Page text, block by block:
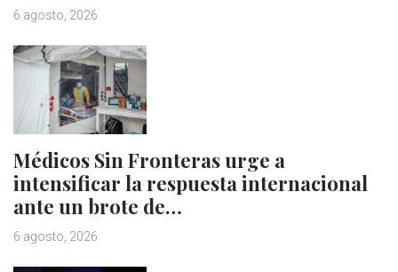
6 agosto, 2026
Médicos Sin Fronteras urge a
intensificar la respuesta internacional
ante un brote de…
6 agosto, 2026